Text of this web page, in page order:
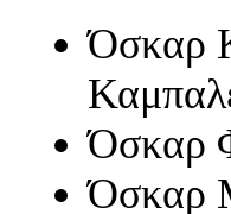
Όσκαρ
Όσκαρ
Όσκαρ